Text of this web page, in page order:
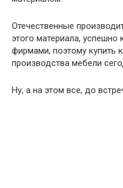
Отечественные
этого материала,
фирмами, поэтому купить
производства мебели
Ну, а на этом все, до